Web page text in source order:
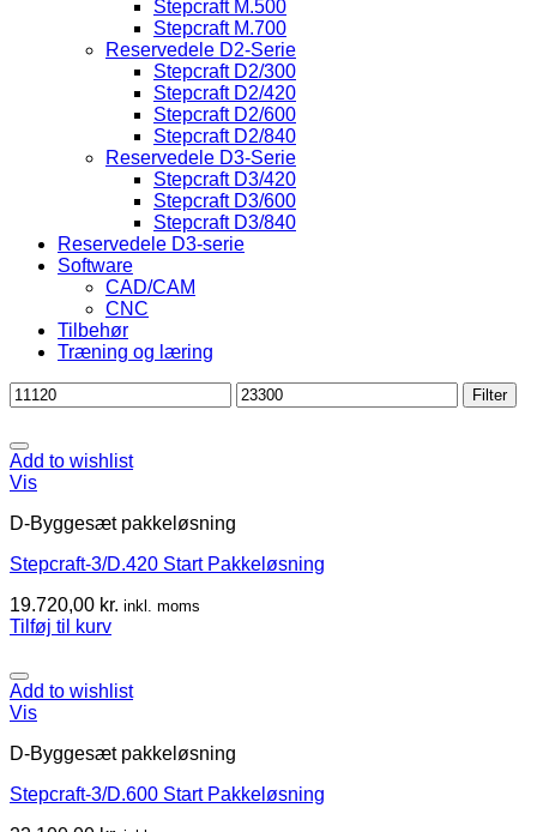
Stepcraft M.500
Stepcraft M.700
Reservedele D2-Serie
Stepcraft D2/300
Stepcraft D2/420
Stepcraft D2/600
Stepcraft D2/840
Reservedele D3-Serie
Stepcraft D3/420
Stepcraft D3/600
Stepcraft D3/840
Reservedele D3-serie
Software
CAD/CAM
CNC
Tilbehør
Træning og læring
Mindste
pris
Højeste
pris
Filter
Add to wishlist
Vis
D-Byggesæt pakkeløsning
Stepcraft-3/D.420 Start Pakkeløsning
19.720,00 kr. inkl. moms
Tilføj til kurv
Add to wishlist
Vis
D-Byggesæt pakkeløsning
Stepcraft-3/D.600 Start Pakkeløsning